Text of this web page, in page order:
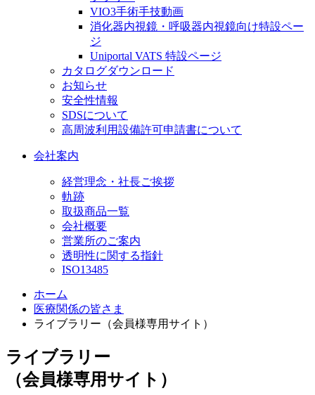
VIO3手術手技動画
消化器内視鏡・呼吸器内視鏡向け特設ペー
ジ
Uniportal VATS 特設ページ
カタログダウンロード
お知らせ
安全性情報
SDSについて
高周波利用設備許可申請書について
会社案内
経営理念・社長ご挨拶
軌跡
取扱商品一覧
会社概要
営業所のご案内
透明性に関する指針
ISO13485
ホーム
医療関係の皆さま
ライブラリー（会員様専用サイト）
ライブラリー
（会員様専用サイト）